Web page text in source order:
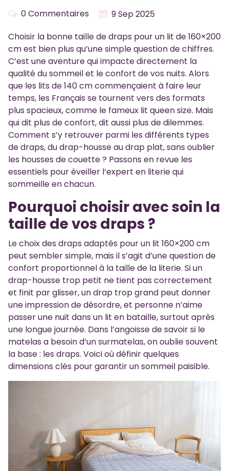
0 Commentaires
9 Sep 2025
Choisir la bonne taille de draps pour un lit de 160×200
cm est bien plus qu’une simple question de chiffres.
C’est une aventure qui impacte directement la
qualité du sommeil et le confort de vos nuits. Alors
que les lits de 140 cm commençaient à faire leur
temps, les Français se tournent vers des formats
plus spacieux, comme le fameux lit queen size. Mais
qui dit plus de confort, dit aussi plus de dilemmes.
Comment s’y retrouver parmi les différents types
de draps, du drap-housse au drap plat, sans oublier
les housses de couette ? Passons en revue les
essentiels pour éveiller l’expert en literie qui
sommeille en chacun.
Pourquoi choisir avec soin la
taille de vos draps ?
Le choix des draps adaptés pour un lit 160×200 cm
peut sembler simple, mais il s’agit d’une question de
confort proportionnel à la taille de la literie. Si un
drap-housse trop petit ne tient pas correctement
et finit par glisser, un drap trop grand peut donner
une impression de désordre, et personne n’aime
passer une nuit dans un lit en bataille, surtout après
une longue journée. Dans l’angoisse de savoir si le
matelas a besoin d’un surmatelas, on oublie souvent
la base : les draps. Voici où définir quelques
dimensions clés pour garantir un sommeil paisible.